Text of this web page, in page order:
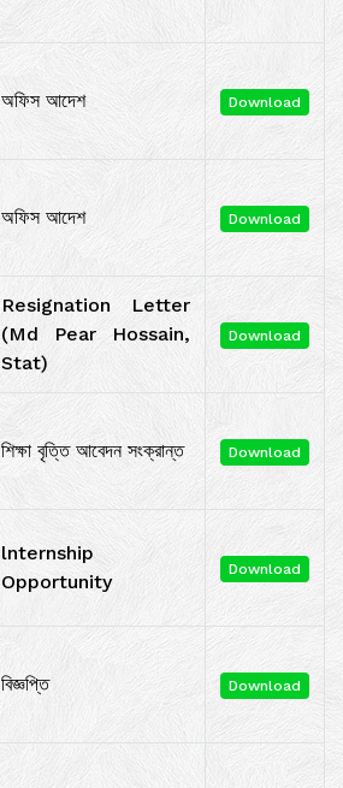
অফিস আদেশ Download
অফিস আদেশ Download
Resignation Letter
(Md Pear Hossain,
Stat)
Download
শিক্ষা বৃত্তি আবেদন সংক্রান্ত Download
lnternship
Opportunity
Download
বিজ্ঞপ্তি Download